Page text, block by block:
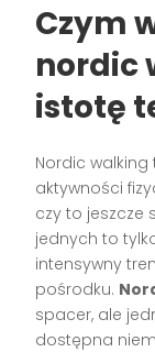
Czym
nordic
istotę
Nordic
aktywności
czy to jeszcze
jednych to
intensywny
pośrodku.
spacer, ale
dostępna